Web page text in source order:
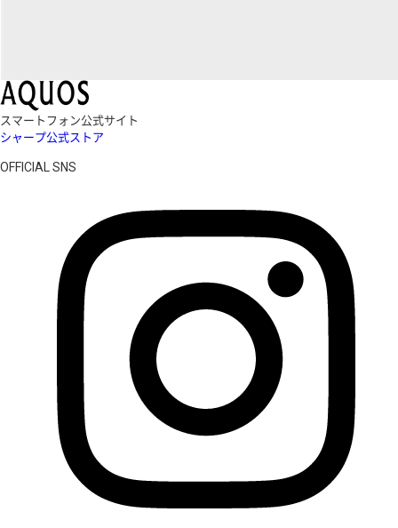
スマートフォン公式サイト
シャープ公式ストア
OFFICIAL SNS